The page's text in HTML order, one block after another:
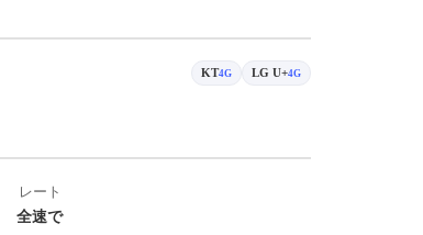
KT4G LG U+4G
レート
全速で